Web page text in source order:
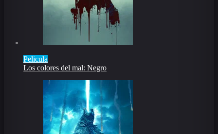
Pelicula
Los colores del mal: Negro